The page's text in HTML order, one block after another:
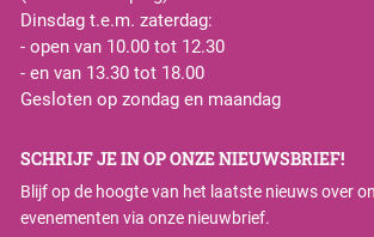
Dinsdag t.e.m. zaterdag:
- open van 10.00 tot 12.30
- en van 13.30 tot 18.00
Gesloten op zondag en maandag
SCHRIJF JE IN OP ONZE NIEUWSBRIEF!
Blijf op de hoogte van het laatste nieuws over
evenementen via onze nieuwbrief.